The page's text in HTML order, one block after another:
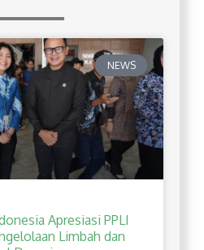
NEWS
Apresiasi PPLI
Limbah dan